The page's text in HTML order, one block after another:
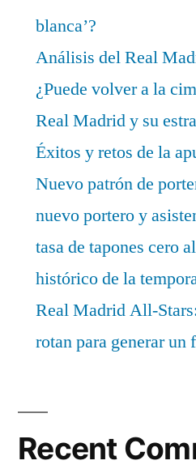
blanca’?
Análisis del Real
¿Puede volver a la
Real Madrid y su
Éxitos y retos de la
Nuevo patrón de
nuevo portero y
tasa de tapones cero
histórico de la
Real Madrid All-
rotan para generar un
Recent